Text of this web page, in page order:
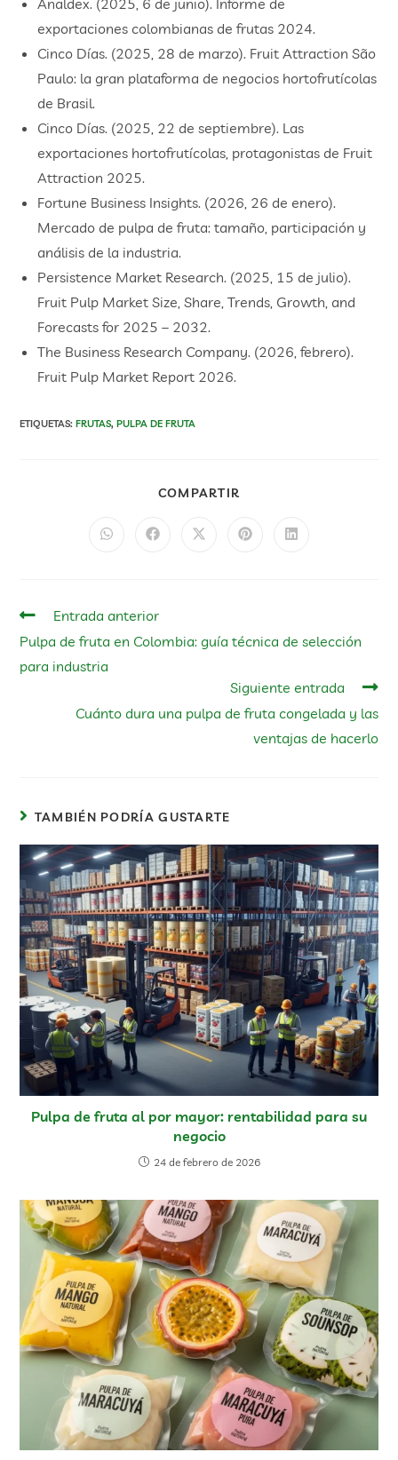
​Analdex. (2025, 6 de junio). Informe de
exportaciones colombianas de frutas 2024.
​Cinco Días. (2025, 28 de marzo). Fruit Attraction São
Paulo: la gran plataforma de negocios hortofrutícolas
de Brasil.
​Cinco Días. (2025, 22 de septiembre). Las
exportaciones hortofrutícolas, protagonistas de Fruit
Attraction 2025.
​Fortune Business Insights. (2026, 26 de enero).
Mercado de pulpa de fruta: tamaño, participación y
análisis de la industria.
​Persistence Market Research. (2025, 15 de julio).
Fruit Pulp Market Size, Share, Trends, Growth, and
Forecasts for 2025 – 2032.
​The Business Research Company. (2026, febrero).
Fruit Pulp Market Report 2026.
ETIQUETAS:FRUTAS, PULPA DE FRUTA
COMPARTIR
Entrada anterior
Pulpa de fruta en Colombia: guía técnica de selección
para industria
Siguiente entrada
Cuánto dura una pulpa de fruta congelada y las
ventajas de hacerlo
TAMBIÉN PODRÍA GUSTARTE
Pulpa de fruta al por mayor: rentabilidad para su
negocio
24 de febrero de 2026